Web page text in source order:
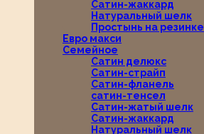
Сатин-жаккард
Натуральный шелк
Простынь на резинке
Евро макси
Семейное
Сатин делюкс
Сатин-страйп
Сатин-фланель
сатин-тенсел
Сатин-жатый шелк
Сатин-жаккард
Натуральный шелк